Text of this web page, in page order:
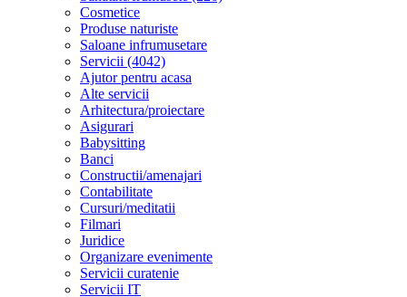
Cosmetice
Produse naturiste
Saloane infrumusetare
Servicii (4042)
Ajutor pentru acasa
Alte servicii
Arhitectura/proiectare
Asigurari
Babysitting
Banci
Constructii/amenajari
Contabilitate
Cursuri/meditatii
Filmari
Juridice
Organizare evenimente
Servicii curatenie
Servicii IT